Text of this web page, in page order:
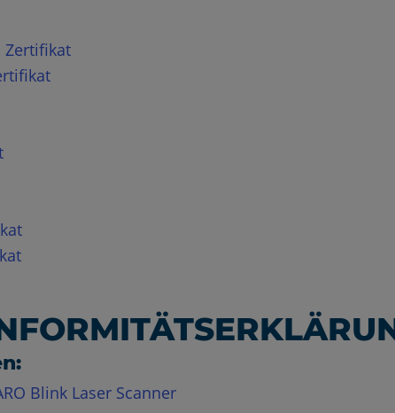
Zertifikat
Blink Laser Scanner